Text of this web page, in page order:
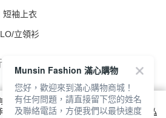
短袖上衣
立領衫
本網站使用 cookie 方式之詳情，及若您不希
變更電腦的 cookie 設定，請參閱本網站「
隱私
Munsin Fashion 滿心購物
您好，歡迎來到滿心購物商城！
有任何問題，請直接留下您的姓名
及聯絡電話，方便我們以最快速度